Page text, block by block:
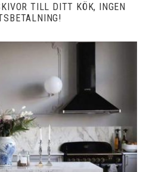
TILL DITT KÖK, INGEN